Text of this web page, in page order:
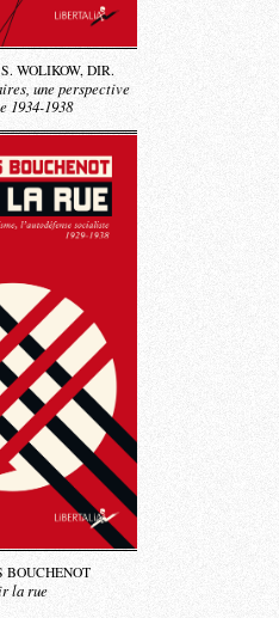
WOLIKOW, DIR.
une perspective
1934-1938
BOUCHENOT
la rue